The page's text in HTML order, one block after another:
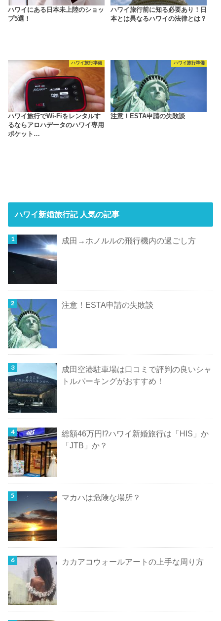
ハワイにある日本未上陸のショッ
プ5選！
ハワイ旅行前に知る必要あり！日
本とは異なるハワイの法律とは？
ハワイ旅行準備
ハワイ旅行でWi-Fiをレンタルす
るならアロハデータのハワイ専用
ポケット…
ハワイ旅行準備
注意！ESTA申請の失敗談
ハワイ新婚旅行記 人気の記事
成田→ホノルルの飛行機内の過ごし方
注意！ESTA申請の失敗談
成田空港駐車場は口コミで評判の良いシャ
トルパーキングがおすすめ！
総額46万円!?ハワイ新婚旅行は「HIS」か
「JTB」か？
マカハは危険な場所？
カカアコウォールアートの上手な周り方